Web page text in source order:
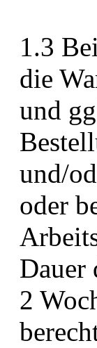
1.3
die
und
und/
oder
Dauer
2